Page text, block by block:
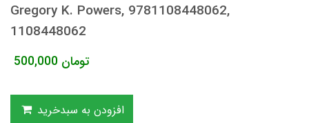
Gregory K. Powers, 9781108448062,
1108448062
500,000 تومان
افزودن به سبدخرید